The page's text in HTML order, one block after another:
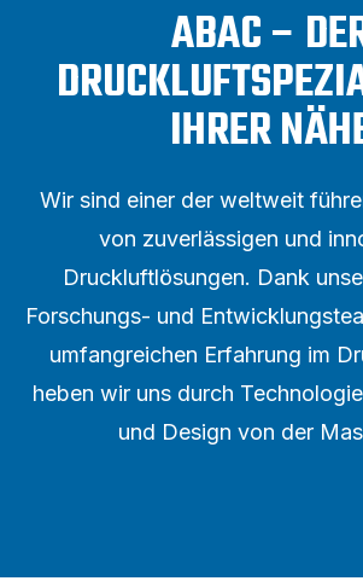
ABAC –
IHRER
Wir sind einer der weltweit
von zuverlässigen und
Druckluftlösungen. Dank
Forschungs- und
umfangreichen Erfahrung im
heben wir uns durch
und Design von der